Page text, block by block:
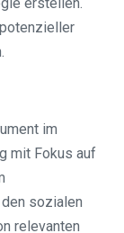
im
mit Fokus auf
sozialen
relevanten